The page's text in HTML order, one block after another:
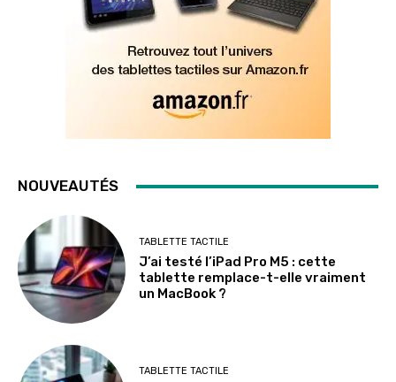
NOUVEAUTÉS
TABLETTE TACTILE
J’ai testé l’iPad Pro M5 : cette
tablette remplace-t-elle vraiment
un MacBook ?
TABLETTE TACTILE